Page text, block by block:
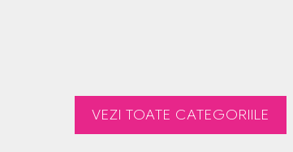
VEZI TOATE CATEGORIILE